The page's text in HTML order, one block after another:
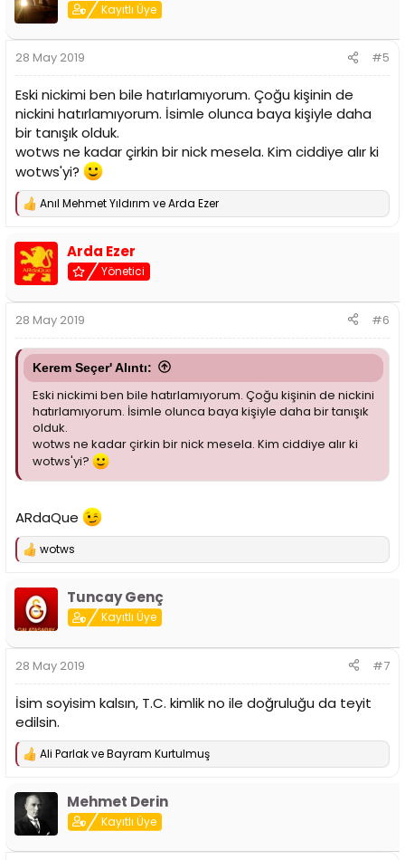
Kayıtlı Üye
28 May 2019 #5
Eski nickimi ben bile hatırlamıyorum. Çoğu kişinin de
nickini hatırlamıyorum. İsimle olunca baya kişiyle daha
bir tanışık olduk.
wotws ne kadar çirkin bir nick mesela. Kim ciddiye alır ki
wotws'yi?
T
p
k
i
l
:
Anıl Mehmet Yıldırım veArda Ezer
Arda Ezer
Yönetici
28 May 2019 #6
Kerem Seçer' Alıntı:
Eski nickimi ben bile hatırlamıyorum. Çoğu kişinin de nickini
hatırlamıyorum. İsimle olunca baya kişiyle daha bir tanışık
olduk.
wotws ne kadar çirkin bir nick mesela. Kim ciddiye alır ki
wotws'yi?
ARdaQue
T
p
k
i
l
:
wotws
Tuncay Genç
Kayıtlı Üye
28 May 2019 #7
İsim soyisim kalsın, T.C. kimlik no ile doğruluğu da teyit
edilsin.
T
k
l
Ali ParlakveBayram Kurtulmuş
Mehmet Derin
Kayıtlı Üye